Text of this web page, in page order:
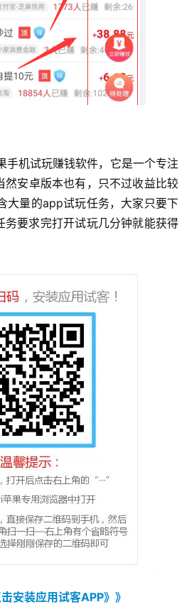
注册
手机试玩赚钱软件，它是一个专注
安卓版本也有，只不过收益比较
大量的app试玩任务，大家只要下
要求完打开试玩几分钟就能获得
安装应用试客APP》》